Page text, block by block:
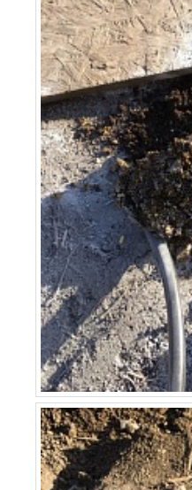
tlakem, který se běžně
objednatlikvidaci vos– při
úspěšnost výrazně nižší.